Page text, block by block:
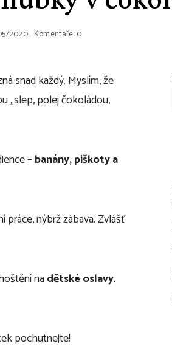
2020 Komentáře: 0
snad každý. Myslím, že
„slep, polej čokoládou,
–banány, piškoty a
práce, nýbrž zábava. Zvlášť
nadětské oslavy.
pochutnejte!